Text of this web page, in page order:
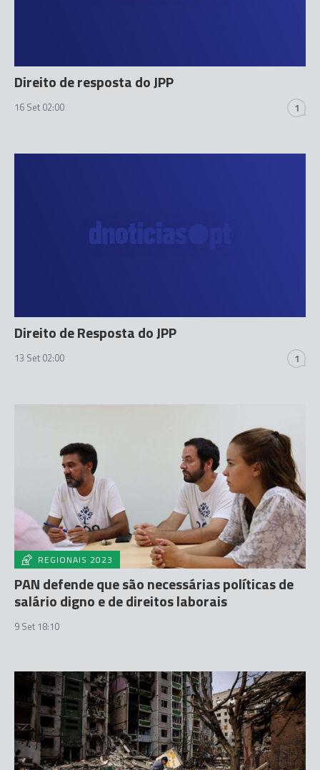
Direito de resposta do JPP
16 Set 02:00 1
Direito de Resposta do JPP
13 Set 02:00 1
REGIONAIS 2023
PAN defende que são necessárias políticas de
salário digno e de direitos laborais
9 Set 18:10